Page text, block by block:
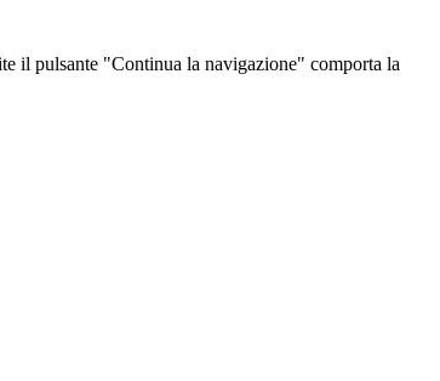
il pulsante "Continua la navigazione" comporta la